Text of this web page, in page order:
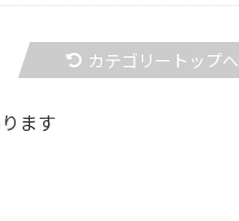
カテゴリートップへ
ます